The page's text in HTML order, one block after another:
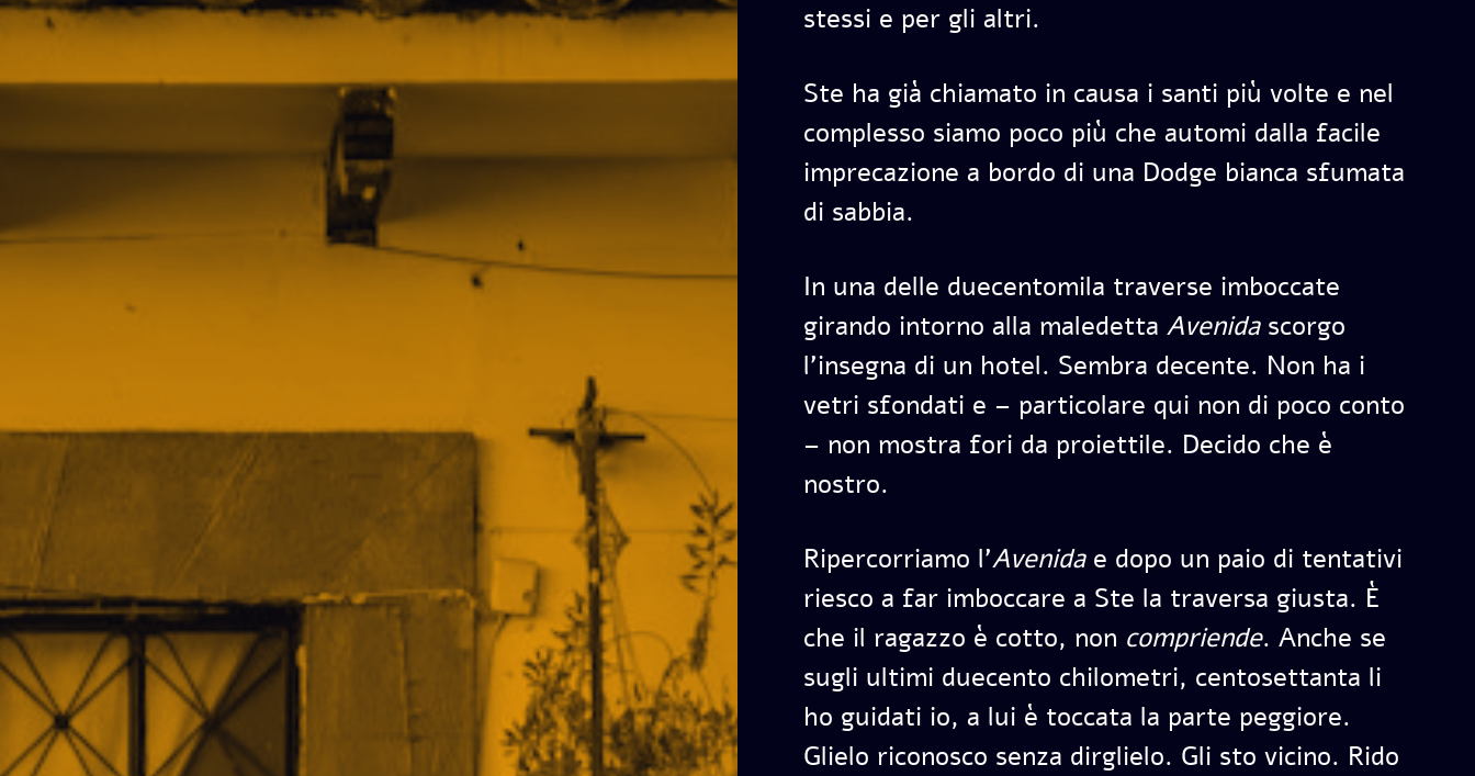
stessi e per gli altri.
Ste ha già chiamato in causa i santi più volte e nel
complesso siamo poco più che automi dalla facile
imprecazione a bordo di una Dodge bianca sfumata
di sabbia.
In una delle duecentomila traverse imboccate
girando intorno alla maledetta Avenidascorgo
l’insegna di un hotel. Sembra decente. Non ha i
vetri sfondati e – particolare qui non di poco conto
– non mostra fori da proiettile. Decido che è
nostro.
Ripercorriamo l’Avenidae dopo un paio di tentativi
riesco a far imboccare a Ste la traversa giusta. È
che il ragazzo è cotto, non compriende. Anche se
sugli ultimi duecento chilometri, centosettanta li
ho guidati io, a lui è toccata la parte peggiore.
Glielo riconosco senza dirglielo. Gli sto vicino. Rido